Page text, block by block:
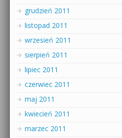
grudzień 2011
listopad 2011
wrzesień 2011
sierpień 2011
lipiec 2011
czerwiec 2011
maj 2011
kwiecień 2011
marzec 2011